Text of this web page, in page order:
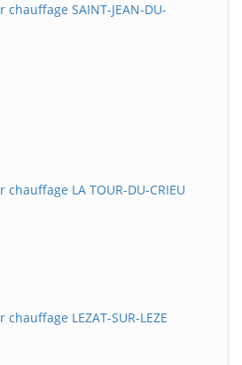
SAINT-JEAN-DU-
LA TOUR-DU-CRIEU
LEZAT-SUR-LEZE